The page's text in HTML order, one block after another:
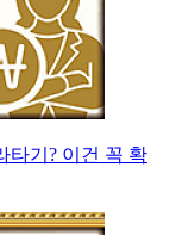
타기? 이건 꼭 확